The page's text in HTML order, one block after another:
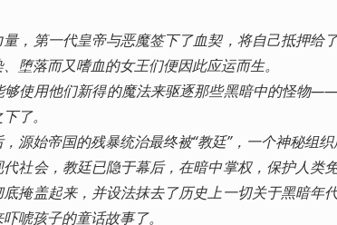
量，第一代皇帝与恶魔签下了血契，将自己抵押给
堕落而又嗜血的女王们便因此应运而生。
够使用他们新得的魔法来驱逐那些黑暗中的怪物
了。
源始帝国的残暴统治最终被“教廷”，一个神秘组
社会，教廷已隐于幕后，在暗中掌权，保护人类
底掩盖起来，并设法抹去了历史上一切关于黑暗年
唬孩子的童话故事了。